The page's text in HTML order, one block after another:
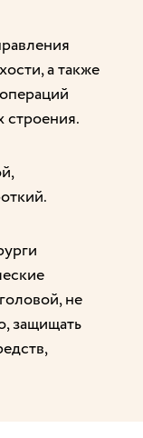
а также
строения.
не
защищать